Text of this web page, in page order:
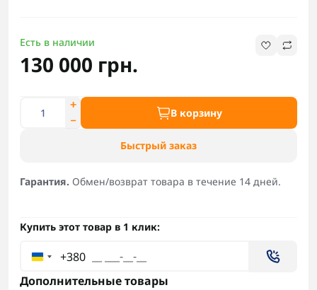
Есть в наличии
130 000 грн.
В корзину
Быстрый заказ
Гарантия. Обмен/возврат товара в течение 14 дней.
Купить этот товар в 1 клик:
+380
Дополнительные товары